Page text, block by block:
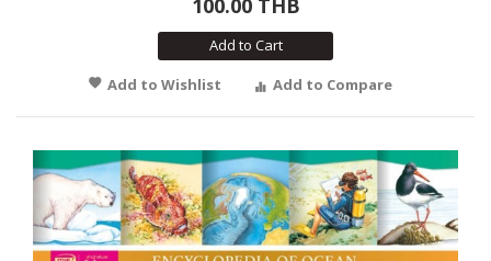
100.00 THB
Add to Cart
Add to Wishlist
Add to Compare